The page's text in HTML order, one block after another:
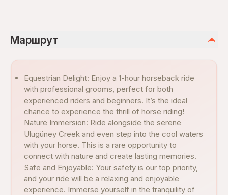
Маршрут
Equestrian Delight: Enjoy a 1-hour horseback ride
with professional grooms, perfect for both
experienced riders and beginners. It’s the ideal
chance to experience the thrill of horse riding!
Nature Immersion: Ride alongside the serene
Ulugüney Creek and even step into the cool waters
with your horse. This is a rare opportunity to
connect with nature and create lasting memories.
Safe and Enjoyable: Your safety is our top priority,
and your ride will be a relaxing and enjoyable
experience. Immerse yourself in the tranquility of